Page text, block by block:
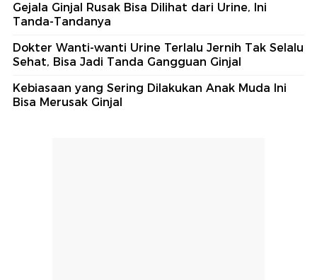
Gejala Ginjal Rusak Bisa Dilihat dari Urine, Ini
Tanda-Tandanya
Dokter Wanti-wanti Urine Terlalu Jernih Tak Selalu
Sehat, Bisa Jadi Tanda Gangguan Ginjal
Kebiasaan yang Sering Dilakukan Anak Muda Ini
Bisa Merusak Ginjal